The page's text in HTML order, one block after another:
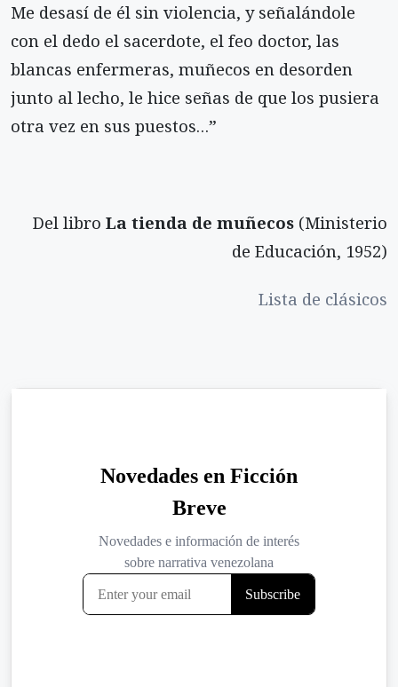
Me desasí de él sin violencia, y señalándole
con el dedo el sacerdote, el feo doctor, las
blancas enfermeras, muñecos en desorden
junto al lecho, le hice señas de que los pusiera
otra vez en sus puestos…”
Del libro La tienda de muñecos (Ministerio
de Educación, 1952)
Lista de clásicos